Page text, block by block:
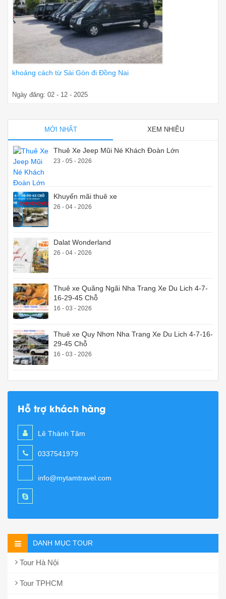
khoảng cách từ Sài Gòn đi Đồng Nai
Ngày đăng: 02 - 12 - 2025
MỚI NHẤT XEM NHIỀU
Thuê Xe Jeep Mũi Né Khách Đoàn Lớn
23 - 05 - 2026
Khuyến mãi thuê xe
26 - 04 - 2026
Dalat Wonderland
26 - 04 - 2026
Thuê xe Quãng Ngãi Nha Trang Xe Du Lich 4-7-
16-29-45 Chỗ
16 - 03 - 2026
Thuê xe Quy Nhơn Nha Trang Xe Du Lich 4-7-16-
29-45 Chỗ
16 - 03 - 2026
Hỗ trợ khách hàng
Lê Thành Tâm
0337541979
info@mytamtravel.com
DANH MỤC TOUR
Tour Hà Nội
Tour TPHCM